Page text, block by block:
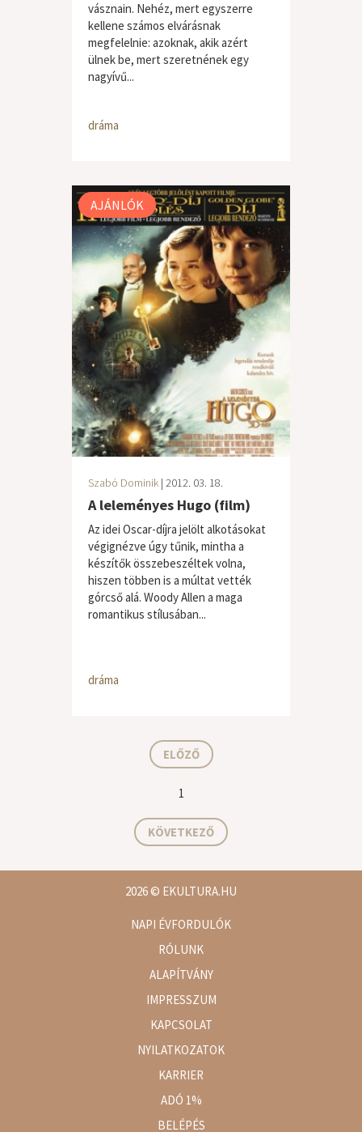
vásznain. Nehéz, mert egyszerre
kellene számos elvárásnak
megfelelnie: azoknak, akik azért
ülnek be, mert szeretnének egy
nagyívű...
dráma
AJÁNLÓK
Szabó Dominik | 2012. 03. 18.
A leleményes Hugo (film)
Az idei Oscar-díjra jelölt alkotásokat
végignézve úgy tűnik, mintha a
készítők összebeszéltek volna,
hiszen többen is a múltat vették
górcső alá. Woody Allen a maga
romantikus stílusában...
dráma
ELŐZŐ
1
KÖVETKEZŐ
2026© EKULTURA.HU
NAPI ÉVFORDULÓK
RÓLUNK
ALAPÍTVÁNY
IMPRESSZUM
KAPCSOLAT
NYILATKOZATOK
KARRIER
ADÓ 1%
BELÉPÉS